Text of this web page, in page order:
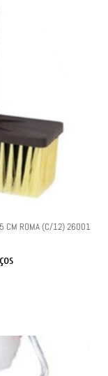
CM ROMA (C/12) 26001